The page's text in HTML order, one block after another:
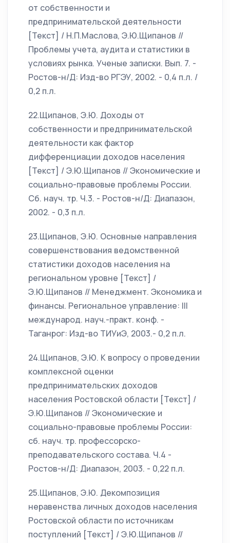
от собственности и
предпринимательской деятельности
[Текст] / Н.П.Маслова, Э.Ю.Щипанов //
Проблемы учета, аудита и статистики в
условиях рынка. Ученые записки. Вып. 7. -
Ростов-н/Д: Изд-во РГЭУ, 2002. - 0,4 п.л. /
0,2 п.л.
22.Щипанов, Э.Ю. Доходы от
собственности и предпринимательской
деятельности как фактор
дифференциации доходов населения
[Текст] / Э.Ю.Щипанов // Экономические и
социально-правовые проблемы России.
Сб. науч. тр. Ч.3. - Ростов-н/Д: Диапазон,
2002. - 0,3 п.л.
23.Щипанов, Э.Ю. Основные направления
совершенствования ведомственной
статистики доходов населения на
региональном уровне [Текст] /
Э.Ю.Щипанов // Менеджмент. Экономика и
финансы. Региональное управление: III
международ. науч.-практ. конф. -
Таганрог: Изд-во ТИУиЭ, 2003.- 0,2 п.л.
24.Щипанов, Э.Ю. К вопросу о проведении
комплексной оценки
предпринимательских доходов
населения Ростовской области [Текст] /
Э.Ю.Щипанов // Экономические и
социально-правовые проблемы России:
сб. науч. тр. профессорско-
преподавательского состава. Ч.4 -
Ростов-н/Д: Диапазон, 2003. - 0,22 п.л.
25.Щипанов, Э.Ю. Декомпозиция
неравенства личных доходов населения
Ростовской области по источникам
поступлений [Текст] / Э.Ю.Щипанов //